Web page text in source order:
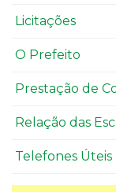
Licitações
O Prefeito
Prestação de
Relação das
Telefones Úteis